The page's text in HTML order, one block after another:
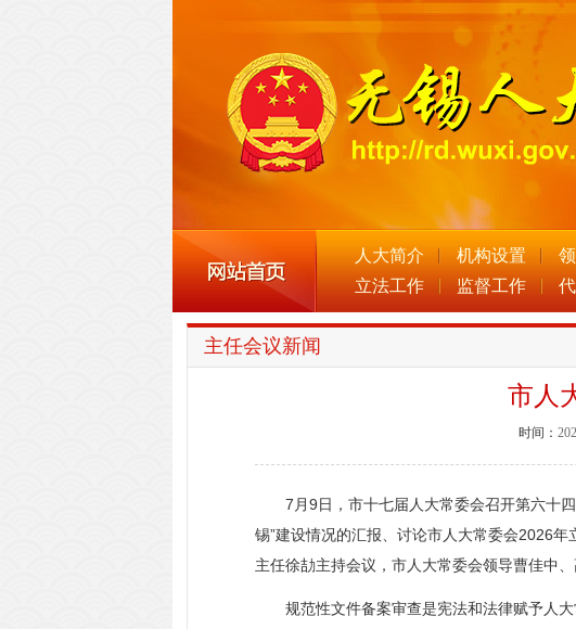
人大简介 机构设置
立法工作
监督工作
主任会议新闻
市人
时间：
7月9日，市十七届人大常委会召开第六十四
锡”建设情况的汇报、讨论市人大常委会2026
主任徐劼主持会议，市人大常委会领导曹佳中
规范性文件备案审查是宪法和法律赋予人大